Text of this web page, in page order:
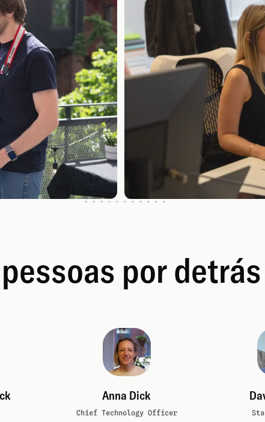
por
Anna Dick
Chief Technology Officer